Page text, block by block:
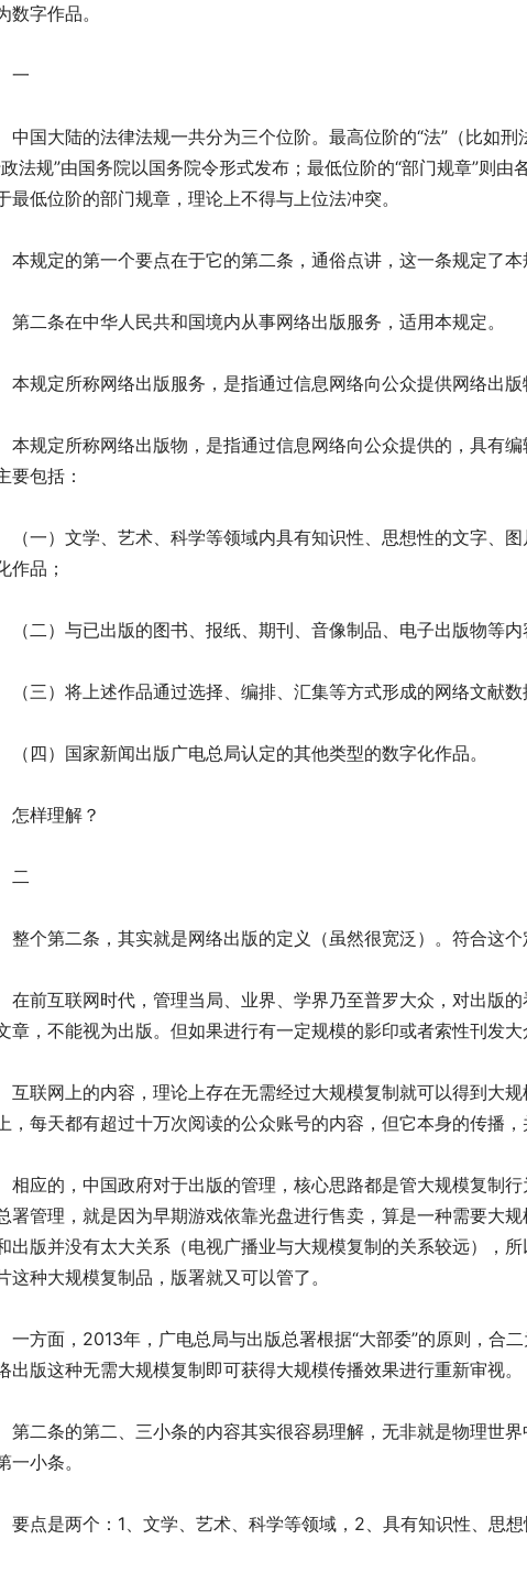
数字作品。
国大陆的法律法规一共分为三个位阶。最高位阶的“法”（比如刑
法规”由国务院以国务院令形式发布；最低位阶的“部门规章”则由
最低位阶的部门规章，理论上不得与上位法冲突。
规定的第一个要点在于它的第二条，通俗点讲，这一条规定了本
二条在中华人民共和国境内从事网络出版服务，适用本规定。
规定所称网络出版服务，是指通过信息网络向公众提供网络出版
规定所称网络出版物，是指通过信息网络向公众提供的，具有编
要包括：
一）文学、艺术、科学等领域内具有知识性、思想性的文字、图
作品；
二）与已出版的图书、报纸、期刊、音像制品、电子出版物等内
三）将上述作品通过选择、编排、汇集等方式形成的网络文献数
四）国家新闻出版广电总局认定的其他类型的数字化作品。
样理解？
个第二条，其实就是网络出版的定义（虽然很宽泛）。符合这个
前互联网时代，管理当局、业界、学界乃至普罗大众，对出版的
章，不能视为出版。但如果进行有一定规模的影印或者索性刊发大
联网上的内容，理论上存在无需经过大规模复制就可以得到大规
，每天都有超过十万次阅读的公众账号的内容，但它本身的传播，
应的，中国政府对于出版的管理，核心思路都是管大规模复制行
署管理，就是因为早期游戏依靠光盘进行售卖，算是一种需要大
出版并没有太大关系（电视广播业与大规模复制的关系较远），
这种大规模复制品，版署就又可以管了。
方面，2013年，广电总局与出版总署根据“大部委”的原则，合
出版这种无需大规模复制即可获得大规模传播效果进行重新审视。
二条的第二、三小条的内容其实很容易理解，无非就是物理世界
一小条。
点是两个：1、文学、艺术、科学等领域，2、具有知识性、思想